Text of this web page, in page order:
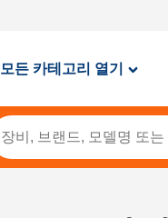
모든 카테고리 열기